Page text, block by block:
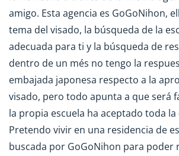
amigo. Esta agencia es GoGoNihon,
tema del visado, la búsqueda de la
adecuada para ti y la búsqueda de
dentro de un més no tengo la
embajada japonesa respecto a la
visado, pero todo apunta a que será
la propia escuela ha aceptado toda
Pretendo vivir en una residencia de
buscada por GoGoNihon para poder